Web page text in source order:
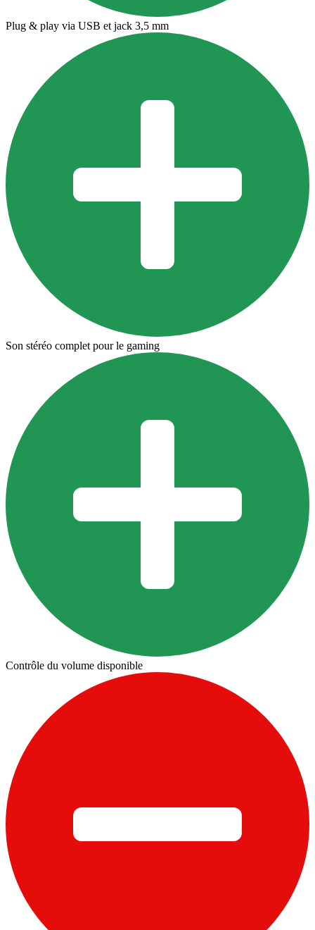
Plug & play via USB et jack 3,5 mm
Son stéréo complet pour le gaming
Contrôle du volume disponible